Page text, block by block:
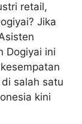
retail,
Jika
Dogiyai ini
salah satu
kini